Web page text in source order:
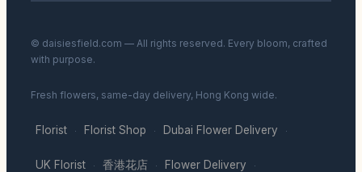
© daisiesfield.com — All rights reserved. Every bloom, crafted
with purpose.
Fresh flowers, same-day delivery, Hong Kong wide.
Florist · Florist Shop · Dubai Flower Delivery ·
UK Florist · 香港花店 · Flower Delivery ·